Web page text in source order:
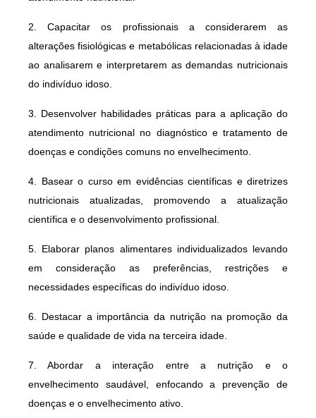
2. Capacitar os profissionais a considerarem as
alterações fisiológicas e metabólicas relacionadas à idade
ao analisarem e interpretarem as demandas nutricionais
do indivíduo idoso.
3. Desenvolver habilidades práticas para a aplicação do
atendimento nutricional no diagnóstico e tratamento de
doenças e condições comuns no envelhecimento.
4. Basear o curso em evidências científicas e diretrizes
nutricionais atualizadas, promovendo a atualização
científica e o desenvolvimento profissional.
5. Elaborar planos alimentares individualizados levando
em consideração as preferências, restrições e
necessidades específicas do indivíduo idoso.
6. Destacar a importância da nutrição na promoção da
saúde e qualidade de vida na terceira idade.
7. Abordar a interação entre a nutrição e o
envelhecimento saudável, enfocando a prevenção de
doenças e o envelhecimento ativo.